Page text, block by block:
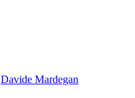
Davide Mardegan